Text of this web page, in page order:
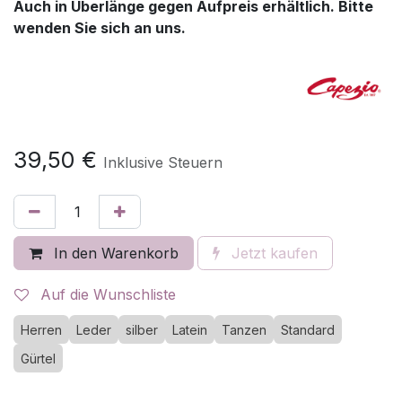
Auch in Überlänge gegen Aufpreis erhältlich. Bitte
wenden Sie sich an uns.
39,50 € Inklusive Steuern
In den Warenkorb Jetzt kaufen
Auf die Wunschliste
Herren Leder silber Latein Tanzen
Standard
Gürtel